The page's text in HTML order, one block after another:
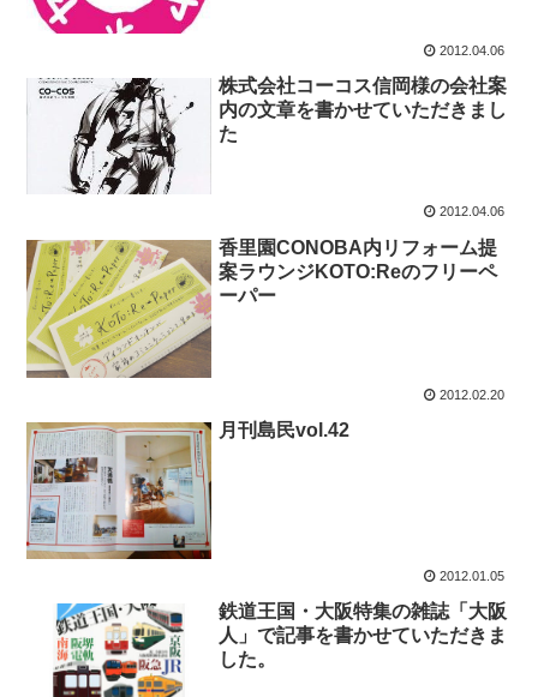
2012.04.06
株式会社コーコス信岡様の会社案
内の文章を書かせていただきまし
た
2012.04.06
香里園CONOBA内リフォーム提
案ラウンジKOTO:Reのフリーペ
ーパー
2012.02.20
月刊島民vol.42
2012.01.05
鉄道王国・大阪特集の雑誌「大阪
人」で記事を書かせていただきま
した。